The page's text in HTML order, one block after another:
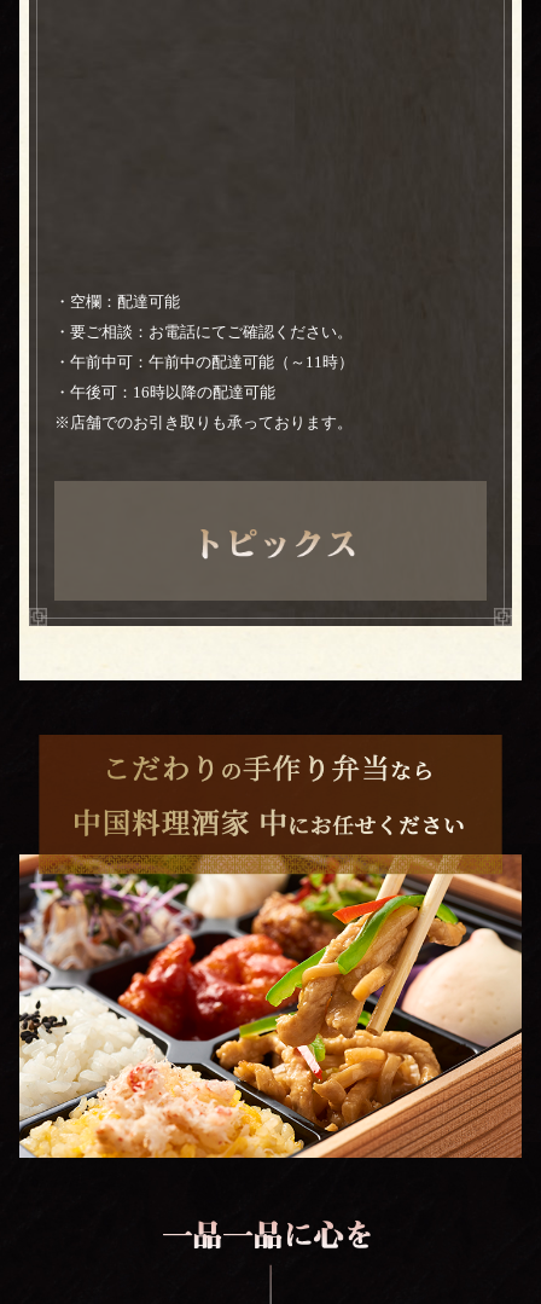
・空欄：配達可能
・要ご相談：お電話にてご確認ください。
・午前中可：午前中の配達可能（～11時）
・午後可：16時以降の配達可能
※店舗でのお引き取りも承っております。